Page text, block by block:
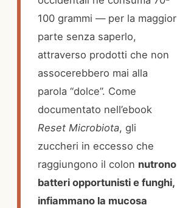
100 grammi — per la maggior
parte senza saperlo,
attraverso prodotti che non
assocerebbero mai alla
parola “dolce”. Come
documentato nell’ebook
Reset Microbiota, gli
zuccheri in eccesso che
raggiungono il colon nutrono
batteri opportunisti e funghi,
infiammano la mucosa